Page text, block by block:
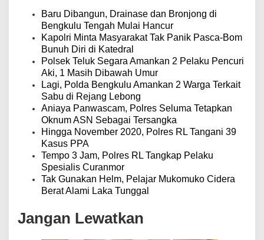
Baru Dibangun, Drainase dan Bronjong di
Bengkulu Tengah Mulai Hancur
Kapolri Minta Masyarakat Tak Panik Pasca-Bom
Bunuh Diri di Katedral
Polsek Teluk Segara Amankan 2 Pelaku Pencuri
Aki, 1 Masih Dibawah Umur
Lagi, Polda Bengkulu Amankan 2 Warga Terkait
Sabu di Rejang Lebong
Aniaya Panwascam, Polres Seluma Tetapkan
Oknum ASN Sebagai Tersangka
Hingga November 2020, Polres RL Tangani 39
Kasus PPA
Tempo 3 Jam, Polres RL Tangkap Pelaku
Spesialis Curanmor
Tak Gunakan Helm, Pelajar Mukomuko Cidera
Berat Alami Laka Tunggal
Jangan Lewatkan